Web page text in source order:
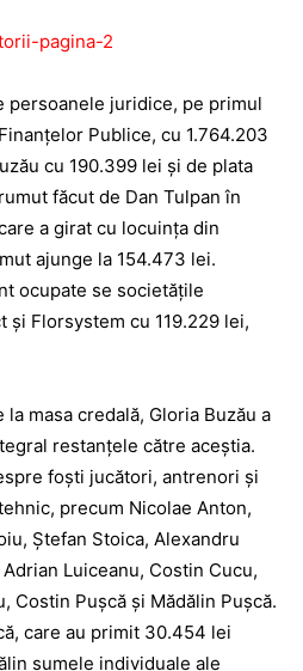
persoanele juridice, pe primul
Publice, cu 1.764.203
cu 190.399 lei și de plata
făcut de Dan Tulpan în
a girat cu locuința din
ajunge la 154.473 lei.
ocupate se societățile
și Florsystem cu 119.229 lei,
masa credală, Gloria Buzău a
restanțele către aceștia.
foști jucători, antrenori și
precum Nicolae Anton,
Ștefan Stoica, Alexandru
Luiceanu, Costin Cucu,
Costin Pușcă și Mădălin Pușcă.
care au primit 30.454 lei
sumele individuale ale